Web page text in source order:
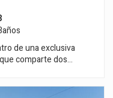
de una exclusiva
comparte dos